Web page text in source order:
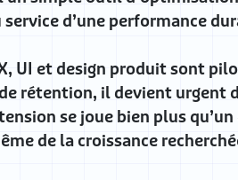
d’une performance
UI et design produit sont
rétention, il devient urgent
se joue bien plus
de la croissance